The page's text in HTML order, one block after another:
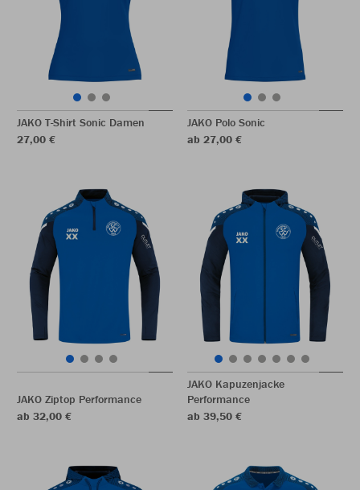
JAKO T-Shirt Sonic Damen
27,00 €
JAKO Polo Sonic
ab 27,00 €
JAKO Ziptop Performance
ab 32,00 €
JAKO Kapuzenjacke
Performance
ab 39,50 €